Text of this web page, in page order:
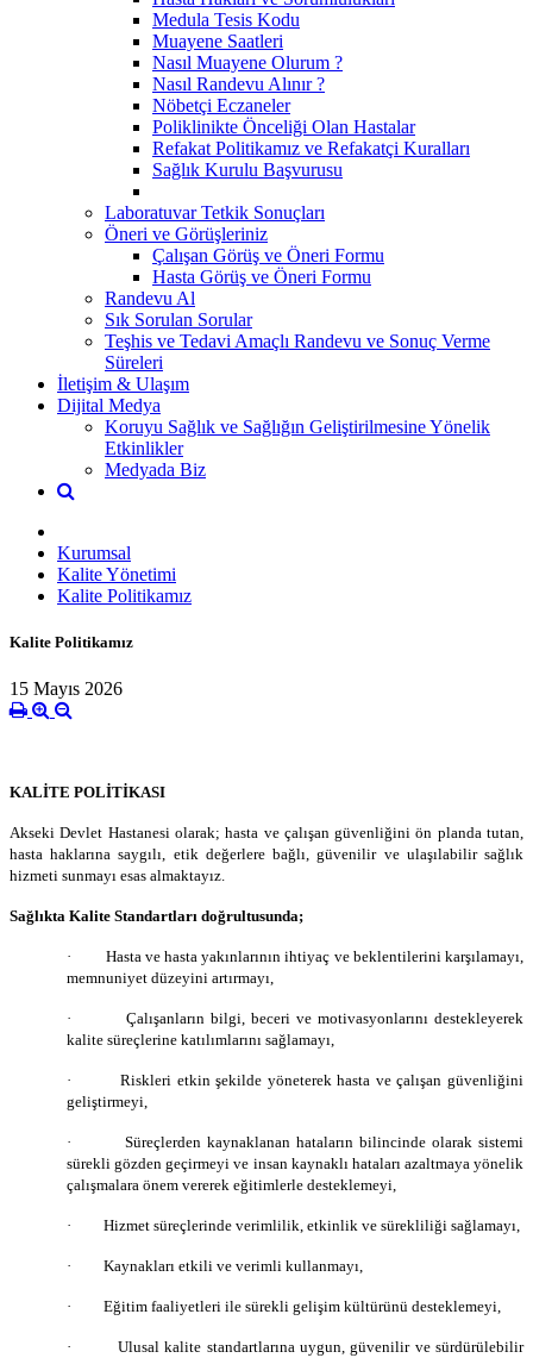
Medula Tesis Kodu
Muayene Saatleri
Nasıl Muayene Olurum ?
Nasıl Randevu Alınır ?
Nöbetçi Eczaneler
Poliklinikte Önceliği Olan Hastalar
Refakat Politikamız ve Refakatçi Kuralları
Sağlık Kurulu Başvurusu
Laboratuvar Tetkik Sonuçları
Öneri ve Görüşleriniz
Çalışan Görüş ve Öneri Formu
Hasta Görüş ve Öneri Formu
Randevu Al
Sık Sorulan Sorular
Teşhis ve Tedavi Amaçlı Randevu ve Sonuç Verme
Süreleri
İletişim & Ulaşım
Dijital Medya
Koruyu Sağlık ve Sağlığın Geliştirilmesine Yönelik
Etkinlikler
Medyada Biz
Kurumsal
Kalite Yönetimi
Kalite Politikamız
Kalite Politikamız
15 Mayıs 2026
KALİTE POLİTİKASI
Akseki Devlet Hastanesi olarak; hasta ve çalışan güvenliğini ön planda tutan,
hasta haklarına saygılı, etik değerlere bağlı, güvenilir ve ulaşılabilir sağlık
hizmeti sunmayı esas almaktayız.
Sağlıkta Kalite Standartları doğrultusunda;
· Hasta ve hasta yakınlarının ihtiyaç ve beklentilerini karşılamayı,
memnuniyet düzeyini artırmayı,
· Çalışanların bilgi, beceri ve motivasyonlarını destekleyerek
kalite süreçlerine katılımlarını sağlamayı,
·Riskleri etkin şekilde yöneterek hasta ve çalışan güvenliğini
geliştirmeyi,
· Süreçlerden kaynaklanan hataların bilincinde olarak sistemi
sürekli gözden geçirmeyi ve insan kaynaklı hataları azaltmaya yönelik
çalışmalara önem vererek eğitimlerle desteklemeyi,
· Hizmet süreçlerinde verimlilik, etkinlik ve sürekliliği sağlamayı,
· Kaynakları etkili ve verimli kullanmayı,
· Eğitim faaliyetleri ile sürekli gelişim kültürünü desteklemeyi,
· Ulusal kalite standartlarına uygun, güvenilir ve sürdürülebilir